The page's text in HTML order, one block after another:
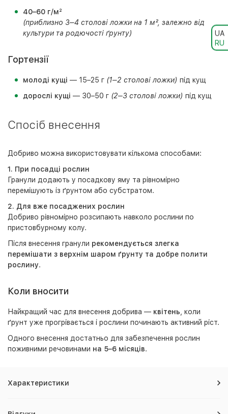
UA
RU
40–60 г/м²
(приблизно 3–4 столові ложки на 1 м², залежно від
культури та родючості ґрунту)
Гортензії
молоді кущі — 15–25 г (1–2 столові ложки) під кущ
дорослі кущі — 30–50 г (2–3 столові ложки) під кущ
Спосіб внесення
Добриво можна використовувати кількома способами:
1. При посадці рослин
Гранули додають у посадкову яму та рівномірно
перемішують із ґрунтом або субстратом.
2. Для вже посаджених рослин
Добриво рівномірно розсипають навколо рослини по
пристовбурному колу.
Після внесення гранули рекомендується злегка
перемішати з верхнім шаром ґрунту та добре полити
рослину.
Коли вносити
Найкращий час для внесення добрива — квітень , коли
ґрунт уже прогрівається і рослини починають активний ріст.
Одного внесення достатньо для забезпечення рослин
поживними речовинами на 5–6 місяців.
Характеристики